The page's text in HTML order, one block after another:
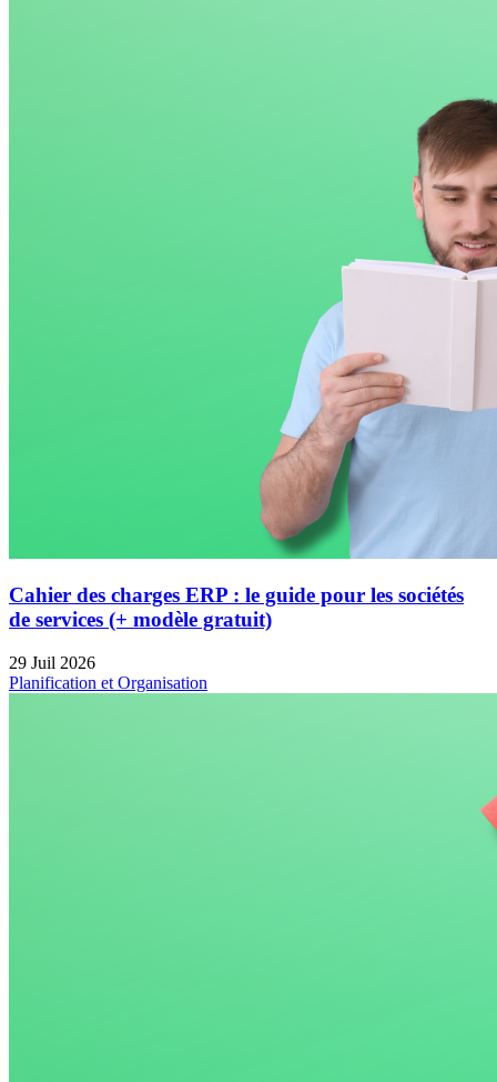
Cahier des charges ERP : le guide pour les sociétés
de services (+ modèle gratuit)
29 Juil 2026
Planification et Organisation